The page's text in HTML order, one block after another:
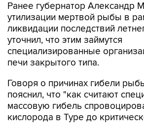
Ранее губернатор Александр
утилизации мертвой рыбы в
ликвидации последствий
уточнил, что этим займутся
специализированные
печи закрытого типа.
Говоря о причинах гибели
пояснил, что "как считают
массовую гибель
кислорода в Туре до